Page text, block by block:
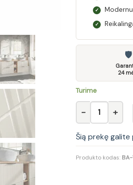
✓
✓
🛡
24
Turime
produkto kiekis:
Šią prekę galite
Produkto kodas: